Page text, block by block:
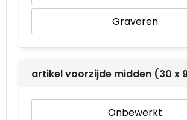
Graveren
artikel voorzijde midden (30 x
Onbewerkt